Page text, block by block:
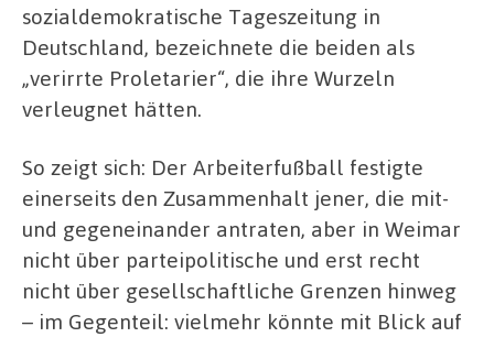
sozialdemokratische Tageszeitung in
Deutschland, bezeichnete die beiden als
„verirrte Proletarier“, die ihre Wurzeln
verleugnet hätten.
So zeigt sich: Der Arbeiterfußball festigte
einerseits den Zusammenhalt jener, die mit-
und gegeneinander antraten, aber in Weimar
nicht über parteipolitische und erst recht
nicht über gesellschaftliche Grenzen hinweg
– im Gegenteil: vielmehr könnte mit Blick auf